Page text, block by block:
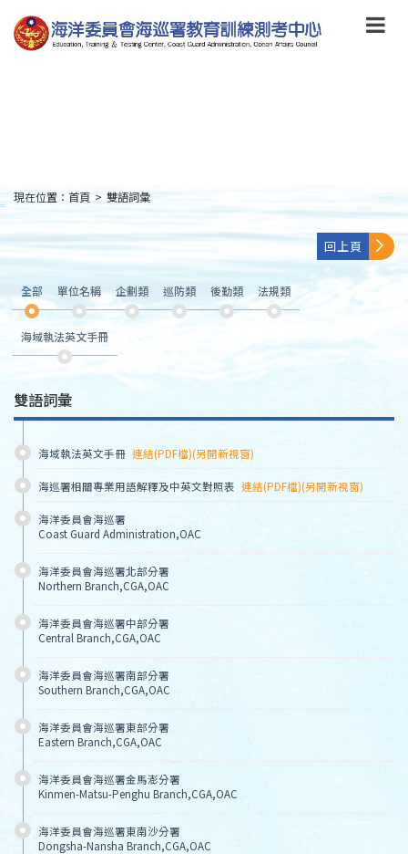
到
主
要
:::
現在位置： 首頁 > 雙語詞彙
回上頁
全部 單位名稱 企劃類 巡防類 後勤類 法規類
海域執法英文手冊
雙語詞彙
海域執法英文手冊 連結(PDF檔)(另開新視窗)
海巡署相關專業用語解釋及中英文對照表 連結(PDF檔)(另開新視窗)
海洋委員會海巡署
Coast Guard Administration,OAC
海洋委員會海巡署北部分署
Northern Branch,CGA,OAC
海洋委員會海巡署中部分署
Central Branch,CGA,OAC
海洋委員會海巡署南部分署
Southern Branch,CGA,OAC
海洋委員會海巡署東部分署
Eastern Branch,CGA,OAC
海洋委員會海巡署金馬澎分署
Kinmen-Matsu-Penghu Branch,CGA,OAC
海洋委員會海巡署東南沙分署
Dongsha-Nansha Branch,CGA,OAC